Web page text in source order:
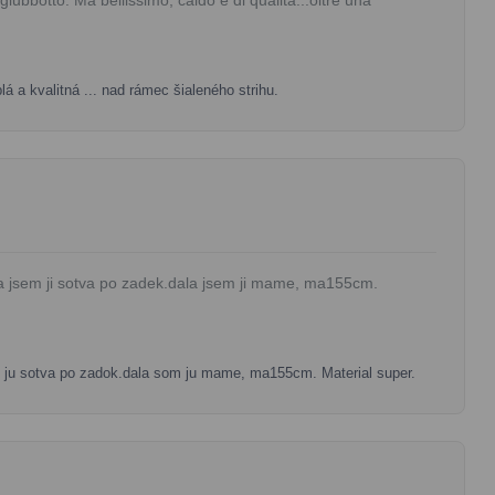
a kvalitná ... nad rámec šialeného strihu.
ji sotva po zadek.dala jsem ji mame, ma155cm.
sotva po zadok.dala som ju mame, ma155cm. Material super.